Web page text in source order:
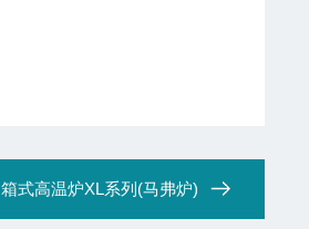
箱式高温炉XL系列(马弗炉)